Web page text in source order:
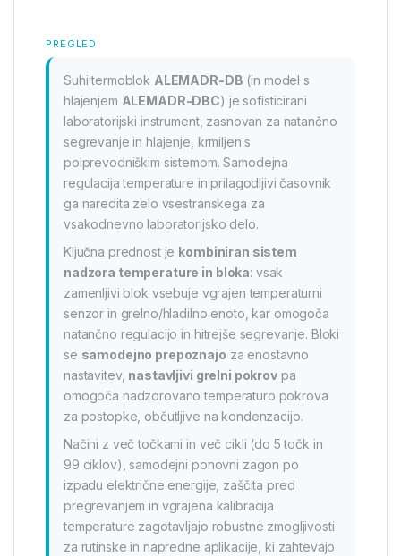
PREGLED
Suhi termoblok ALEMADR-DB (in model s
hlajenjem ALEMADR-DBC) je sofisticirani
laboratorijski instrument, zasnovan za natančno
segrevanje in hlajenje, krmiljen s
polprevodniškim sistemom. Samodejna
regulacija temperature in prilagodljivi časovnik
ga naredita zelo vsestranskega za
vsakodnevno laboratorijsko delo.
Ključna prednost je kombiniran sistem
nadzora temperature in bloka: vsak
zamenljivi blok vsebuje vgrajen temperaturni
senzor in grelno/hladilno enoto, kar omogoča
natančno regulacijo in hitrejše segrevanje. Bloki
se samodejno prepoznajo za enostavno
nastavitev, nastavljivi grelni pokrovpa
omogoča nadzorovano temperaturo pokrova
za postopke, občutljive na kondenzacijo.
Načini z več točkami in več cikli (do 5 točk in
99 ciklov), samodejni ponovni zagon po
izpadu električne energije, zaščita pred
pregrevanjem in vgrajena kalibracija
temperature zagotavljajo robustne zmogljivosti
za rutinske in napredne aplikacije, ki zahtevajo